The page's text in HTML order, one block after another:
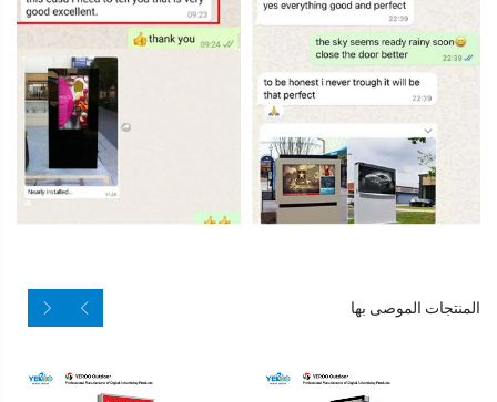
المنتجات الموصى بها